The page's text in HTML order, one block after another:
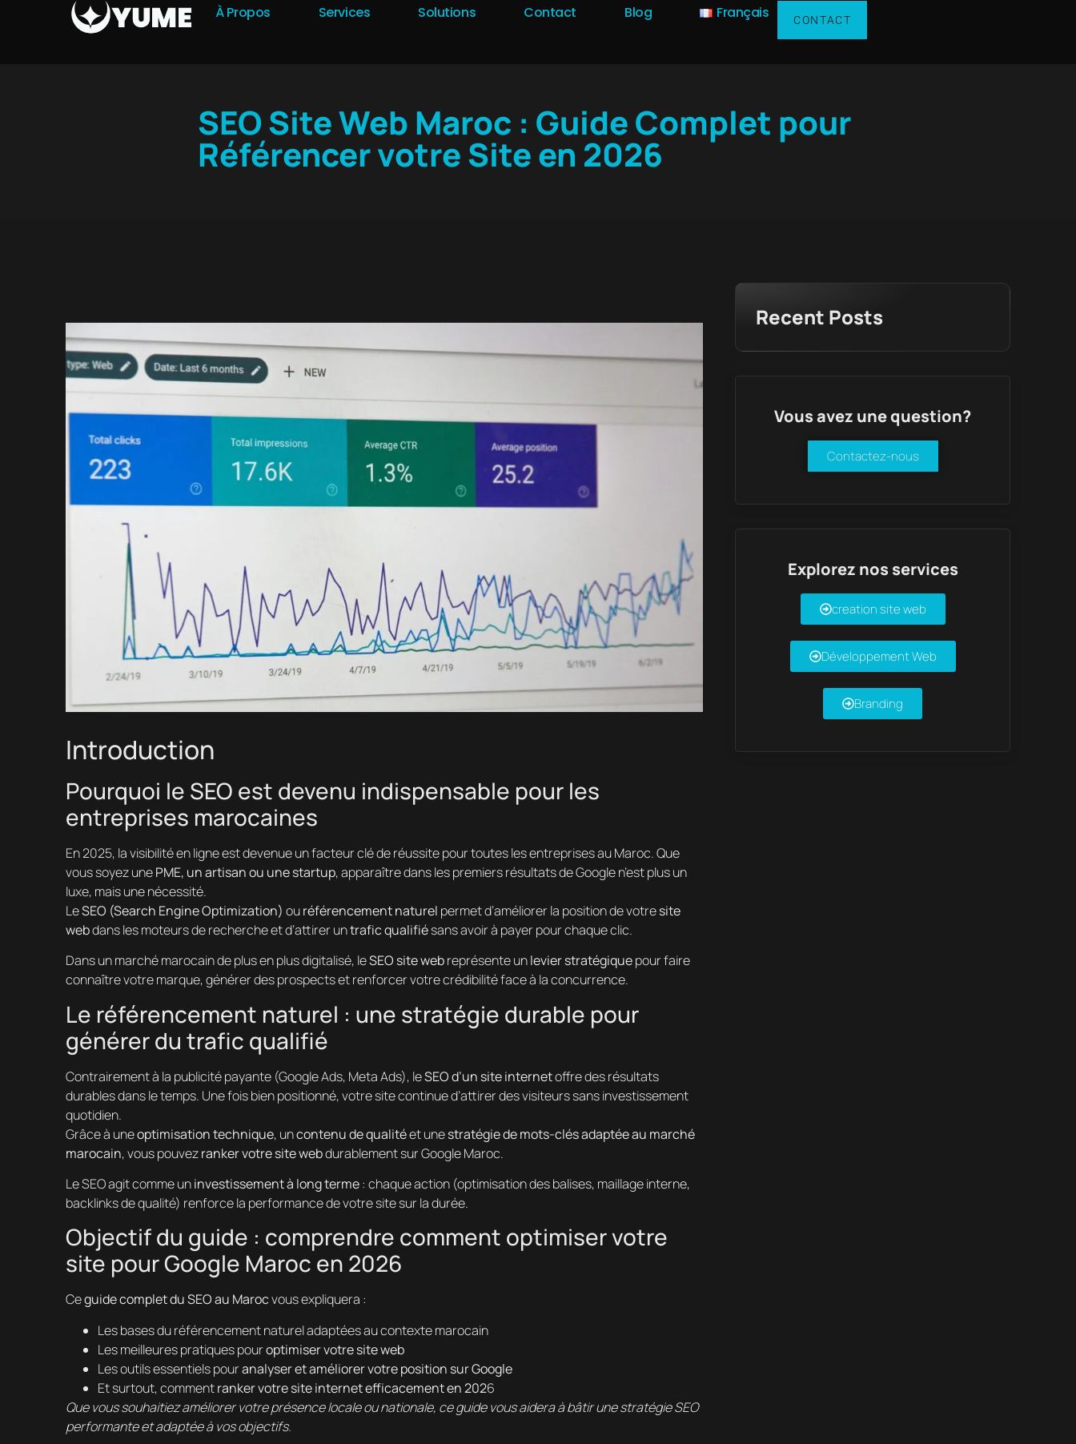
À Propos Services Solutions Contact Blog Français CONTACT
SEO Site Web Maroc : Guide Complet pour
Référencer votre Site en 2026
Introduction
Pourquoi le SEO est devenu indispensable pour les
entreprises marocaines
En 2025, la visibilité en ligne est devenue un facteur clé de réussite pour toutes les entreprises au Maroc. Que
vous soyez unePME, un artisan ou une startup, apparaître dans les premiers résultats de Google n’est plus un
luxe, mais une nécessité.
LeSEO (Search Engine Optimization) ouréférencement naturel permet d’améliorer la position de votresite
webdans les moteurs de recherche et d’attirer untrafic qualifiésans avoir à payer pour chaque clic.
Dans un marché marocain de plus en plus digitalisé, leSEO site webreprésente unlevier stratégiquepour faire
connaître votre marque, générer des prospects et renforcer votre crédibilité face à la concurrence.
Le référencement naturel : une stratégie durable pour
générer du trafic qualifié
Contrairement à la publicité payante (Google Ads, Meta Ads), leSEO d’un site internetoffre des résultats
durables dans le temps. Une fois bien positionné, votre site continue d’attirer des visiteurs sans investissement
quotidien.
Grâce à uneoptimisation technique, uncontenu de qualitéet unestratégie de mots-clés adaptée au marché
marocain, vous pouvezranker votre site webdurablement sur Google Maroc.
Le SEO agit comme uninvestissement à long terme: chaque action (optimisation des balises, maillage interne,
backlinks de qualité) renforce la performance de votre site sur la durée.
Objectif du guide : comprendre comment optimiser votre
site pour Google Maroc en 2026
Ceguide complet du SEO au Marocvous expliquera :
Les bases du référencement naturel adaptées au contexte marocain
Les meilleures pratiques pouroptimiser votre site web
Les outils essentiels pouranalyser et améliorer votre position sur Google
Et surtout, commentranker votre site internet efficacement en 2026
Que vous souhaitiez améliorer votre présence locale ou nationale, ce guide vous aidera à bâtir une stratégie SEO
performante et adaptée à vos objectifs.
Recent Posts
Vous avez une question?
Contactez-nous
Explorez nos services
creation site web
Développement Web
Branding